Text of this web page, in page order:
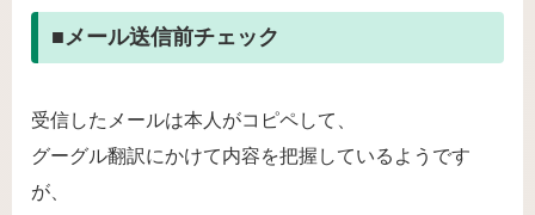
■メール送信前チェック
受信したメールは本人がコピペして、
グーグル翻訳にかけて内容を把握しているようです
が、